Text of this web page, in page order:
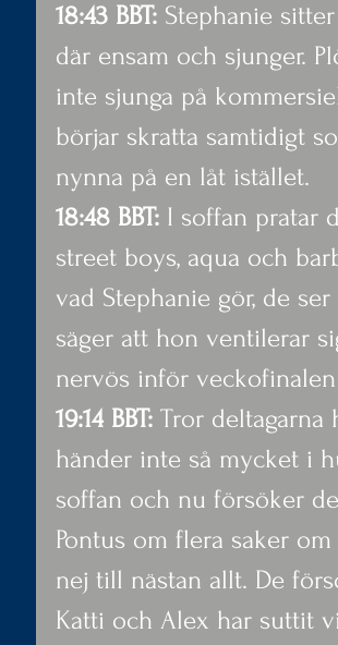
18:43 BBT: Stephanie
där ensam och sjunger.
inte sjunga på
börjar skratta samtidigt
nynna på en låt istället.
18:48 BBT: I soffan pratar
street boys, aqua och
vad Stephanie gör, de
säger att hon ventilerar
nervös inför
19:14 BBT: Tror
händer inte så mycket i
soffan och nu försöker
Pontus om flera saker
nej till nästan allt. De
Katti och Alex har suttit